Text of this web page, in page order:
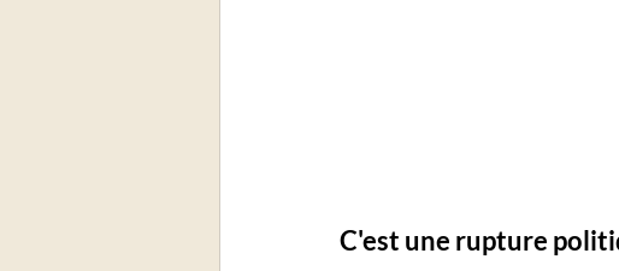
C'est une rupture